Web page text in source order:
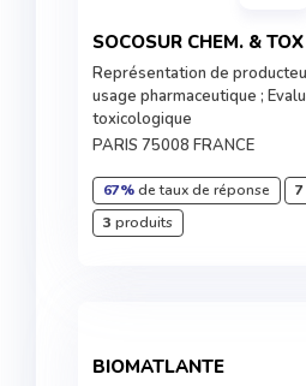
SOCOSUR CHEM. &
Représentation de
usage pharmaceutique ;
toxicologique
PARIS 75008 FRANCE
67%de taux de réponse 7
3 produits
BIOMATLANTE